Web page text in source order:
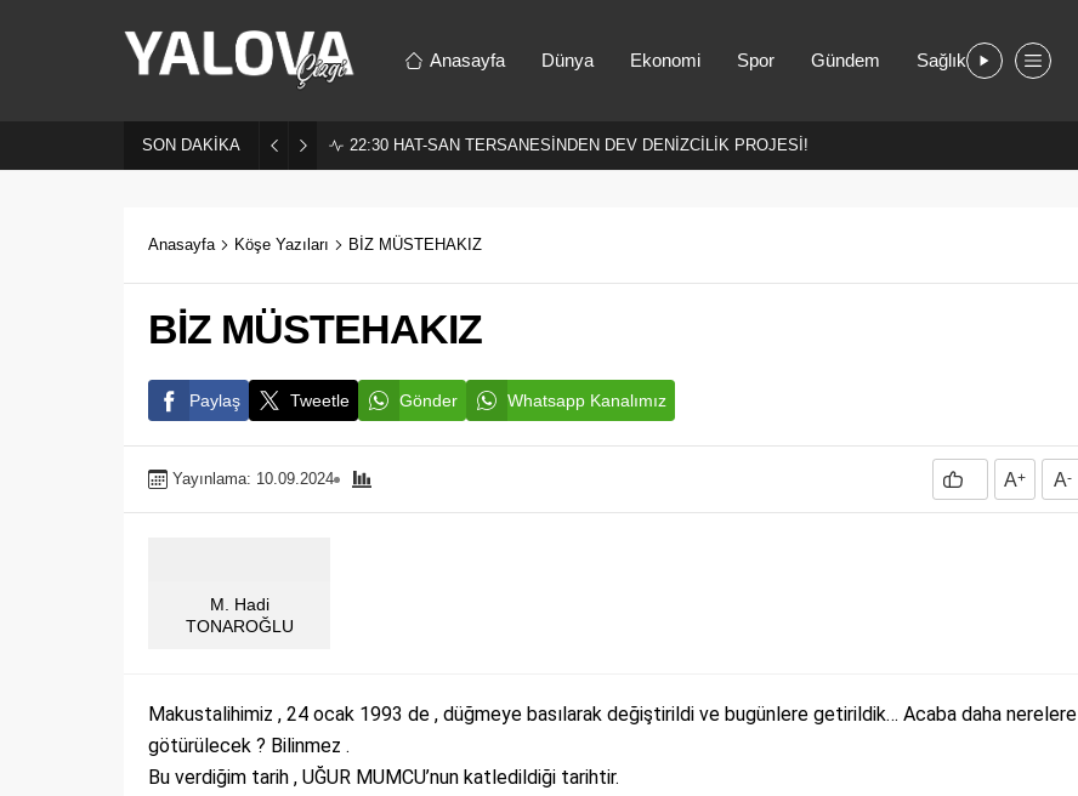
Anasayfa Dünya Ekonomi Spor Gündem Sağlık
SON DAKİKA 22:30 HAT-SAN TERSANESİNDEN DEV DENİZCİLİK PROJESİ!
Anasayfa Köşe Yazıları BİZ MÜSTEHAKIZ
BİZ MÜSTEHAKIZ
Paylaş Tweetle Gönder Whatsapp Kanalımız
Yayınlama: 10.09.2024 A+ A-
M. Hadi
TONAROĞLU
Makustalihimiz , 24 ocak 1993 de , düğmeye basılarak değiştirildi ve bugünlere getirildik… Acaba daha nerelere
götürülecek ? Bilinmez .
Bu verdiğim tarih , UĞUR MUMCU’nun katledildiği tarihtir.